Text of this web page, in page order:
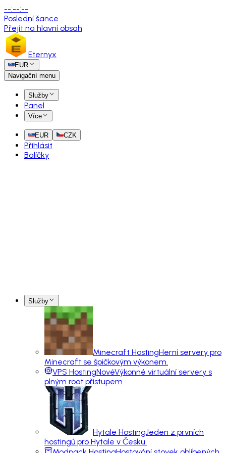
--:--:--
Poslední šance
Přejít na hlavní obsah
Eternyx
EUR
Navigační menu
Služby
Panel
Více
EUR CZK
Přihlásit
Balíčky
Služby
Minecraft HostingHerní servery pro
Minecraft se špičkovým výkonem.
VPS HostingNovéVýkonné virtuální servery s
plným root přístupem.
Hytale HostingJeden z prvních
hostingů pro Hytale v Česku.